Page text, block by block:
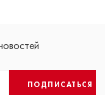
ПОДПИСАТЬСЯ